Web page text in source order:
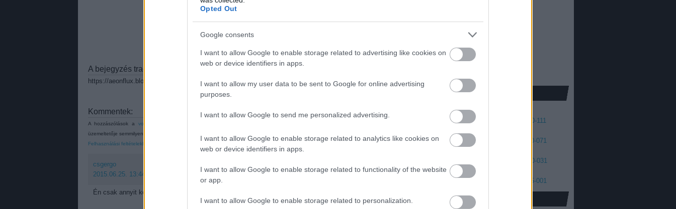
Opted Out
Google consents
I want to allow Google to enable storage related to advertising like cookies on
web or device identifiers in apps.
I want to allow my user data to be sent to Google for online advertising
purposes.
I want to allow Google to send me personalized advertising.
I want to allow Google to enable storage related to analytics like cookies on
web or device identifiers in apps.
I want to allow Google to enable storage related to functionality of the website
or app.
I want to allow Google to enable storage related to personalization.
A bejegyzés trackback címe:
https://aeonflux.blog.hu/api/trackback/id/7572366
Kommentek:
A hozzászólások a vonatkozó jogszabályok
üzemeltetője semmilyen felelősséget nem vállal, azokat nem ellenőrzi. Kifogás esetén forduljon a blog szerkesztőjéhez. Részletek a
Felhasználási feltételekben
csgergo
2015.06.25. 13:44:12
Én csak annyit kérek, hogy a Crimson Peak felirattal menjen a mozikban.
Válasz erre
jack skellington
2012 2011
Takács Máté
150-141 140-131 120-111
110-101 100-091 080-071
040-031
005-001